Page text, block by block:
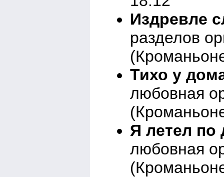
Издревле
разделов
Тихо у
любовная
Я летел по
любовная